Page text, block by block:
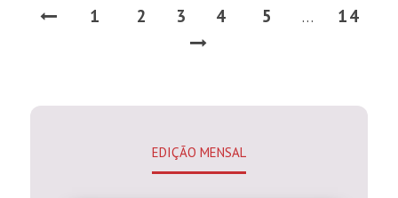
1 2 3 4 5 … 14
EDIÇÃO MENSAL